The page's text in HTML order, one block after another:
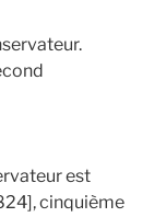
est
cinquième